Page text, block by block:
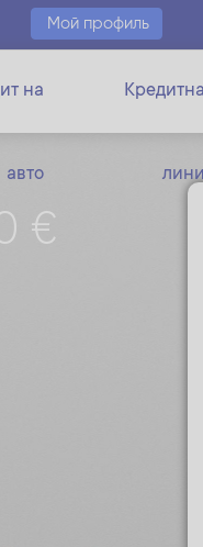
Мой профиль
на
авто
€